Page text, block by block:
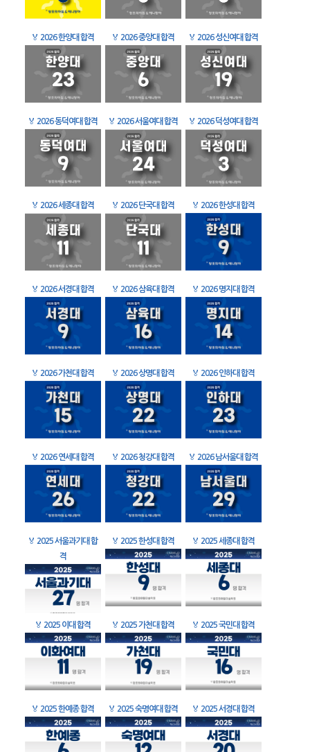
🏅 2026 한양대 합격 🏅 2026 중앙대 합격 🏅 2026 성신여대 합격
🏅 2026 동덕여대 합격 🏅 2026 서울여대 합격 🏅 2026 덕성여대 합격
🏅 2026 세종대 합격 🏅 2026 단국대 합격 🏅 2026 한성대 합격
🏅 2026 서경대 합격 🏅 2026 삼육대 합격 🏅 2026 명지대 합격
🏅 2026 가천대 합격 🏅 2026 상명대 합격 🏅 2026 인하대 합격
🏅 2026 연세대 합격 🏅 2026 청강대 합격 🏅 2026 남서울대 합격
🏅 2025 서울과기대 합
격
🏅 2025 한성대 합격 🏅 2025 세종대 합격
🏅 2025 이대 합격 🏅 2025 가천대 합격 🏅 2025 국민대 합격
🏅 2025 한예종 합격 🏅 2025 숙명여대 합격 🏅 2025 서경대 합격